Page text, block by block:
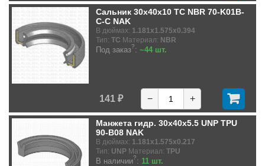
Сальник 30x40x10 TC NBR 70-K01B-
C-C NAK
В дюймах: 1.181x1.575x0.394
Тип: TC Материал: NBR
Под заказ?: ~44 шт.
141 ₽ − +
Манжета гидр. 30x40x5.5 UNP TPU
90-B08 NAK
В дюймах: 1.181x1.575x0.217
Тип: UNP Материал: TPU
В наличии?: 11 шт.